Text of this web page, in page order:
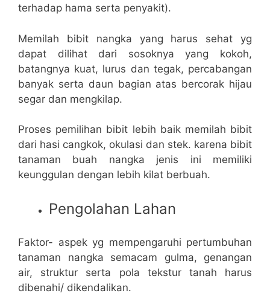
terhadap hama serta penyakit).
Memilah bibit nangka yang harus sehat yg
dapat dilihat dari sosoknya yang kokoh,
batangnya kuat, lurus dan tegak, percabangan
banyak serta daun bagian atas bercorak hijau
segar dan mengkilap.
Proses pemilihan bibit lebih baik memilah bibit
dari hasi cangkok, okulasi dan stek. karena bibit
tanaman buah nangka jenis ini memiliki
keunggulan dengan lebih kilat berbuah.
Pengolahan Lahan
Faktor- aspek yg mempengaruhi pertumbuhan
tanaman nangka semacam gulma, genangan
air, struktur serta pola tekstur tanah harus
dibenahi/ dikendalikan.